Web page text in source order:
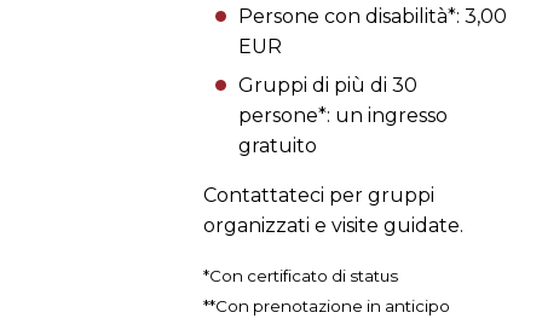
Persone con disabilità*: 3,00
EUR
Gruppi di più di 30
persone*: un ingresso
gratuito
Contattateci per gruppi
organizzati e visite guidate.
*Con certificato di status
**Con prenotazione in anticipo